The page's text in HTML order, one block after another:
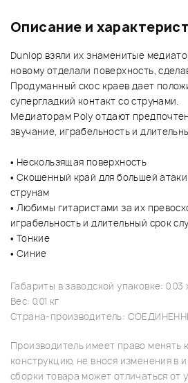
Описание и
Dunlop взяли их знаменитые
новому отделали поверхность,
Продуманный скос краев дает
супергладкий контакт со струнами.
Медиаторам Poly отдают
звучание, играбельность и
• Нескользящая поверхность
• Скошенный край для большей
струнам
• Любимы гитаристами за их
играбельность и длительный срок
• Тонкие
• Синие
Габариты в заводской упаковке: 0.03
Вес: 0.01 кг
Страна-производитель:
Производитель имеет право менять
конструкцию, не внося изменения в
сборки товара может отличаться от